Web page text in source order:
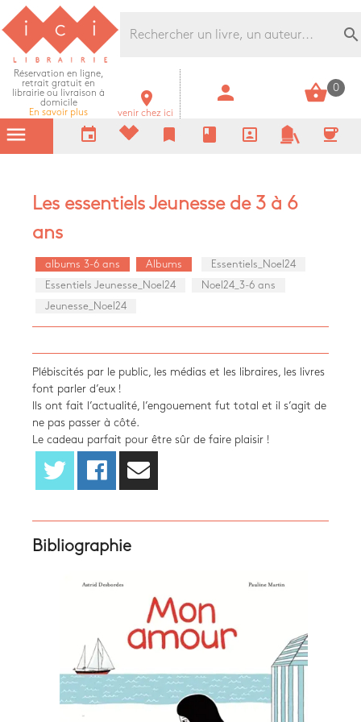
Librairie Ici Grands Boulevards
search
Réservation en ligne,
retrait gratuit en
librairie ou livraison à
domicile
En savoir plus
room
venir chez ici
person shopping_basket 0
menu event bookmark book portrait coffee
Les essentiels Jeunesse de 3 à 6
ans
albums 3-6 ans Albums Essentiels_Noel24
Essentiels Jeunesse_Noel24 Noel24_3-6 ans
Jeunesse_Noel24
Plébiscités par le public, les médias et les libraires, les livres
font parler d’eux !
Ils ont fait l’actualité, l’engouement fut total et il s’agit de
ne pas passer à côté.
Le cadeau parfait pour être sûr de faire plaisir !
Bibliographie